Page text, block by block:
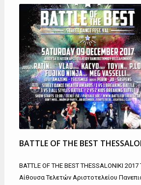
BATTLE OF THE BEST
BATTLE OF THE BEST THESSALONIKI
Αίθουσα Τελετών Αριστοτελείου